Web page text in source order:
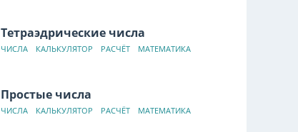
Тетраэдрические числа
ЧИСЛА КАЛЬКУЛЯТОР РАСЧЁТ МАТЕМАТИКА
Простые числа
ЧИСЛА КАЛЬКУЛЯТОР РАСЧЁТ МАТЕМАТИКА